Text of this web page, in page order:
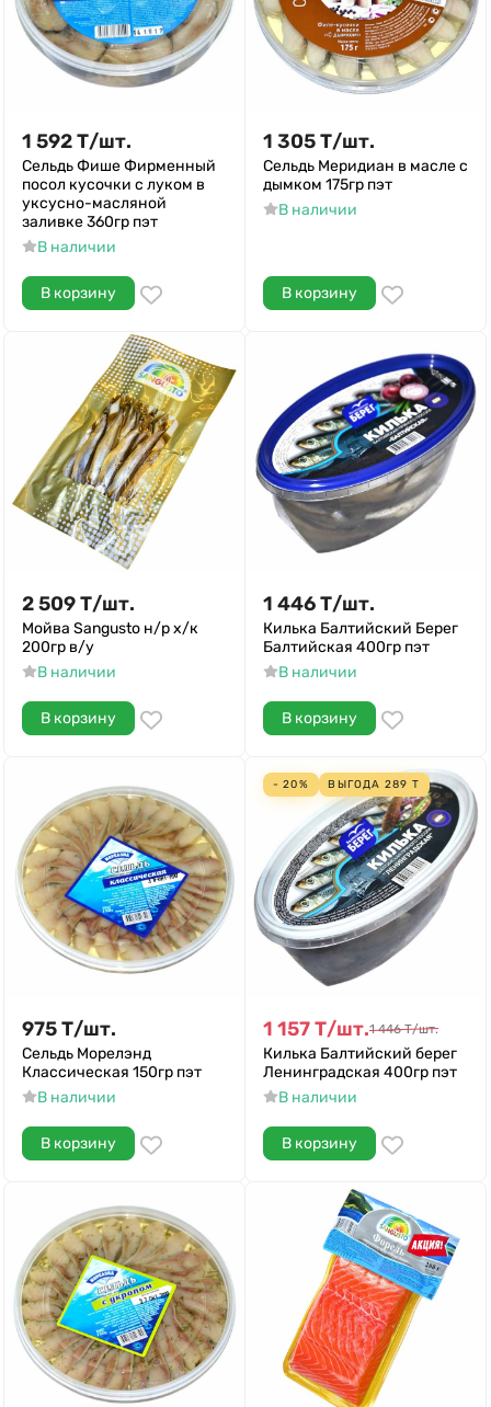
1 592Т/шт.
Сельдь Фише Фирменный
посол кусочки с луком в
уксусно-масляной
заливке 360гр пэт
В наличии
В корзину
1 305Т/шт.
Сельдь Меридиан в масле с
дымком 175гр пэт
В наличии
В корзину
2 509Т/шт.
Мойва Sangusto н/р х/к
200гр в/у
В наличии
В корзину
1 446Т/шт.
Килька Балтийский Берег
Балтийская 400гр пэт
В наличии
В корзину
975Т/шт.
Сельдь Морелэнд
Классическая 150гр пэт
В наличии
В корзину
- 20% ВЫГОДА 289 Т
1 157Т/шт.1 446 Т/шт.
Килька Балтийский берег
Ленинградская 400гр пэт
В наличии
В корзину